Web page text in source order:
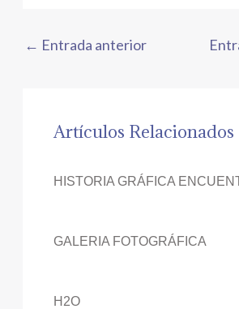
← Entrada anterior
Artículos Relacionados
HISTORIA GRÁFICA
GALERIA FOTOGRÁFICA
H2O